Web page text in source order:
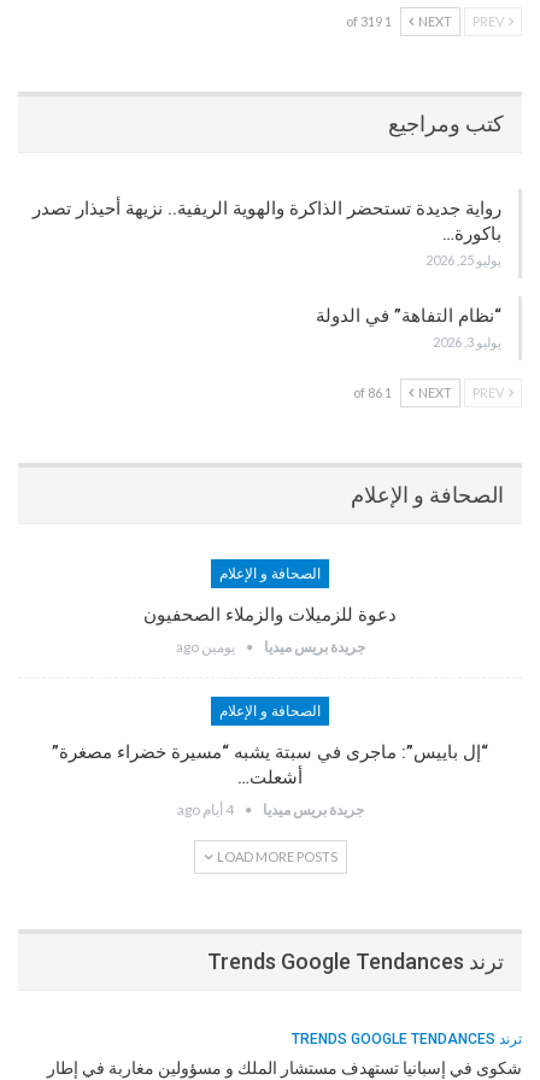
NEXT
1 of 319
كتب ومراجيع
رواية جديدة تستحضر الذاكرة والهوية الريفية.. نزيهة أحيذار تصدر
باكورة…
يوليو 25, 2026
“نظام التفاهة” في الدولة
يوليو 3, 2026
NEXT
1 of 86
الصحافة و الإعلام
الصحافة و الإعلام
دعوة للزميلات والزملاء الصحفيون
جريدة بريس ميديا يومين ago
الصحافة و الإعلام
“إل باييس”: ماجرى في سبتة يشبه “مسيرة خضراء مصغرة”
أشعلت…
جريدة بريس ميديا 4 أيام ago
LOAD MORE POSTS
ترند Trends Google Tendances
ترند TRENDS GOOGLE TENDANCES
شكوى في إسبانيا تستهدف مستشار الملك و مسؤولين مغاربة في إطار